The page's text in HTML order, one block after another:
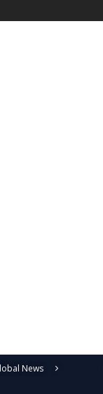
News